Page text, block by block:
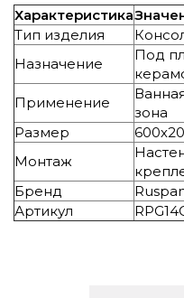
Характеристика
Тип изделия
Назначение
Под
Применение
зона
Размер
Монтаж
Бренд
Артикул